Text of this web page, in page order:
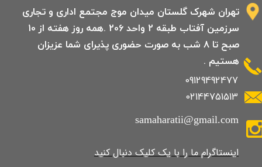
09129492477
02144751513
تهران شهرک گلستان میدان موج مجتمع اداری و تجاری
سرزمین آفتاب طبقه 2 واحد 206 .همه روز هفته از 10
صبح تا 8 شب به صورت حضوری پذیرای شما عزیزان
هستیم .
samaharatii@gmail.com
​​​​​​​​​اینستاگرام ما را با یک کلیک دنبال کنید